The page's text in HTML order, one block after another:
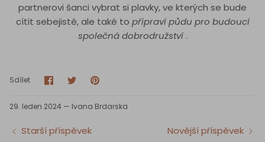
partnerovi šanci vybrat si plavky, ve kterých se bude
cítit sebejistě, ale také to připraví půdu pro budoucí
společná dobrodružství.
Sdílet Sdílet
na
SdíletPin
29. leden 2024 — Ivana Brdarska
Starší příspěvek Novější příspěvek